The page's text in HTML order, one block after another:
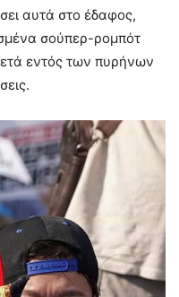
αυτά στο έδαφος,
σούπερ-ρομπότ
εντός των πυρήνων